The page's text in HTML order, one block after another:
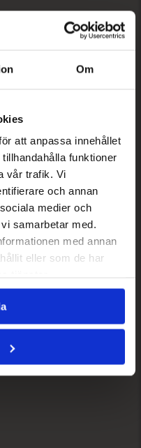
Om
att anpassa innehållet
funktioner
vår trafik. Vi
och annan
medier och
samarbetar med.
med annan
eller som de har